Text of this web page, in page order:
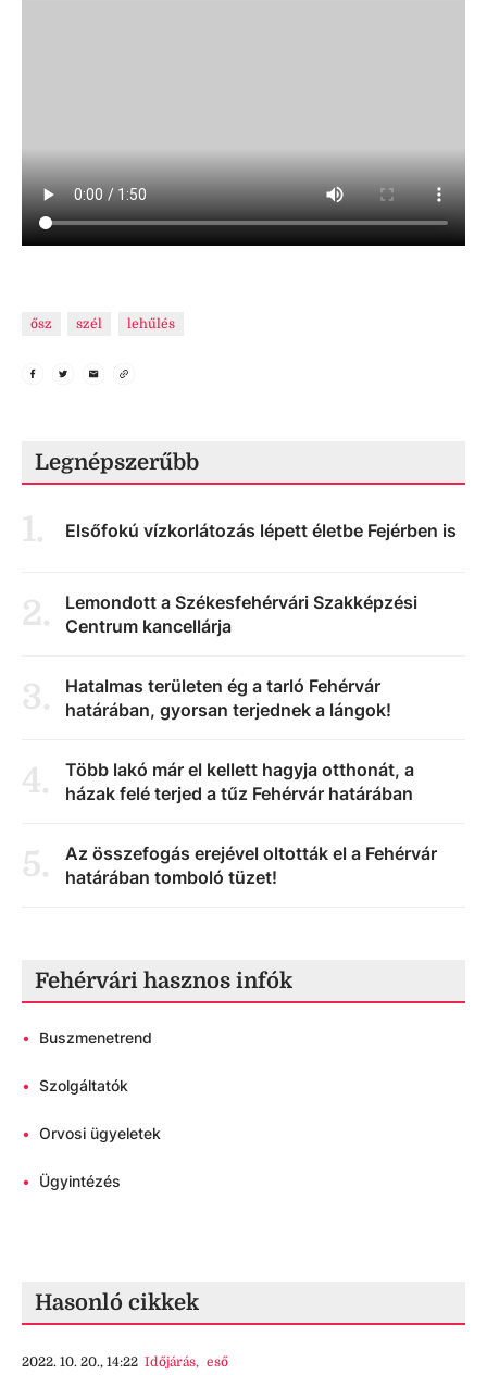
ősz szél lehűlés
Legnépszerűbb
1. Elsőfokú vízkorlátozás lépett életbe Fejérben is
2.
Lemondott a Székesfehérvári Szakképzési
Centrum kancellárja
3.
Hatalmas területen ég a tarló Fehérvár
határában, gyorsan terjednek a lángok!
4.
Több lakó már el kellett hagyja otthonát, a
házak felé terjed a tűz Fehérvár határában
5.
Az összefogás erejével oltották el a Fehérvár
határában tomboló tüzet!
Fehérvári hasznos infók
• Buszmenetrend
• Szolgáltatók
• Orvosi ügyeletek
• Ügyintézés
Hasonló cikkek
2022. 10. 20., 14:22 Időjárás, eső